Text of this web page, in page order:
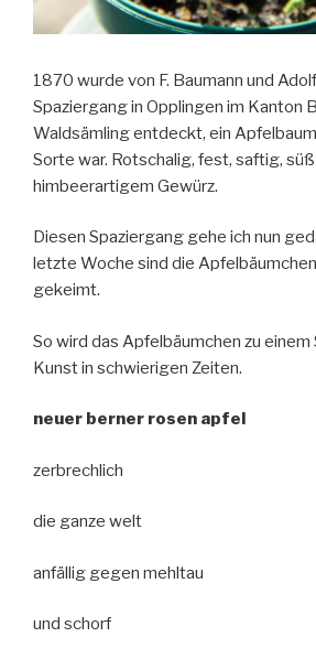
1870 wurde von F. Baumann und
Spaziergang in Opplingen im Kanton
Waldsämling entdeckt, ein
Sorte war. Rotschalig, fest, saftig,
himbeerartigem Gewürz.
Diesen Spaziergang gehe ich nun
letzte Woche sind die
gekeimt.
So wird das Apfelbäumchen zu
Kunst in schwierigen Zeiten.
neuer berner rosen apfel
zerbrechlich
die ganze welt
anfällig gegen mehltau
und schorf